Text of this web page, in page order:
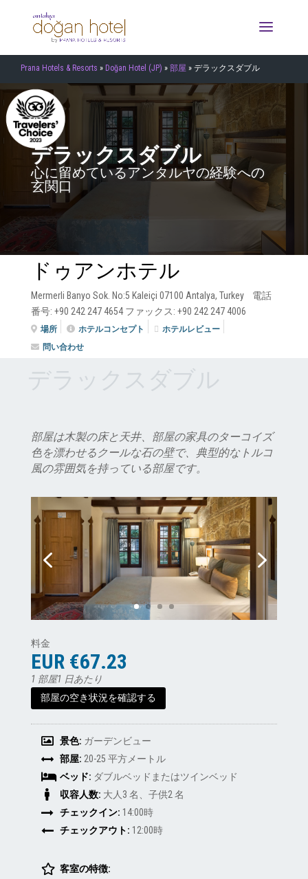
Prana Hotels & Resorts » Doğan Hotel (JP) » 部屋 » デラックスダブル
デラックスダブル
心に留めているアンタルヤの経験への
玄関口
ドゥアンホテル
Mermerli Banyo Sok. No:5 Kaleiçi 07100 Antalya, Turkey 電話
番号: +90 242 247 4654 ファックス: +90 242 247 4006
場所 ホテルコンセプト
ホテルレビュー
問い合わせ
デラックスダブル
部屋は木製の床と天井、部屋の家具のターコイズ
色を漂わせるクールな石の壁で、典型的なトルコ
風の雰囲気を持っている部屋です。
料金
EUR €67.23
1 部屋1 日あたり
部屋の空き状況を確認する
景色: ガーデンビュー
部屋: 20-25 平方メートル
ベッド: ダブルベッドまたはツインベッド
収容人数: 大人3 名、子供2 名
チェックイン: 14:00時
チェックアウト: 12:00時
客室の特徴: